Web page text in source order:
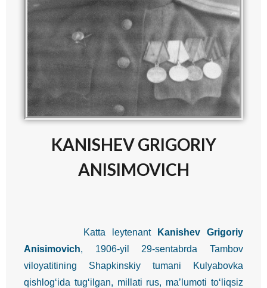
KANISHEV GRIGORIY
ANISIMOVICH
Katta leytenantKanishev Grigoriy
Anisimovich, 1906-yil 29-sentabrda Tambov
viloyatitining Shapkinskiy tumani Kulyabovka
qishlog‘ida tug‘ilgan, millati rus, ma’lumoti to‘liqsiz